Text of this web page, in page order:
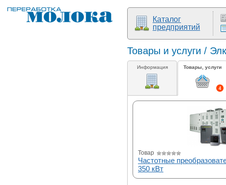
Каталог
предприятий
Товары и услуги /
Информация
4
Товары, услуги
Товар
Частотные
350 кВт